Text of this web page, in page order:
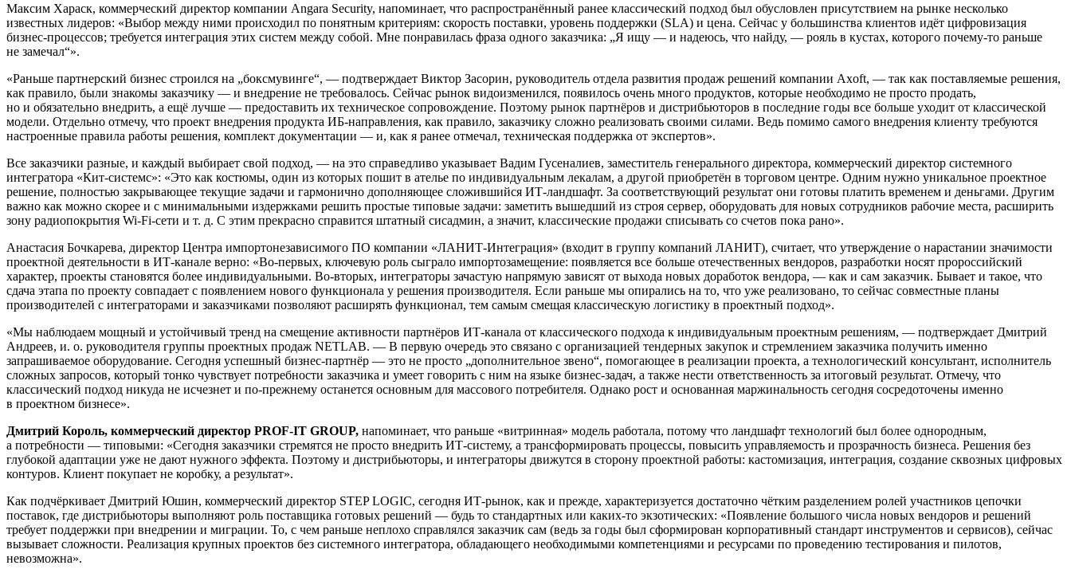
Максим Хараск, коммерческий директор компании Angara Security, напоминает, что распространённый ранее классический подход был обусловлен присутствием на рынке несколько
известных лидеров: «Выбор между ними происходил по понятным критериям: скорость поставки, уровень поддержки (SLA) и цена. Сейчас у большинства клиентов идёт цифровизация
бизнес-процессов; требуется интеграция этих систем между собой. Мне понравилась фраза одного заказчика: „Я ищу — и надеюсь, что найду, — рояль в кустах, которого почему-то раньше
не замечал“».
«Раньше партнерский бизнес строился на „боксмувинге“, — подтверждает Виктор Засорин, руководитель отдела развития продаж решений компании Axoft, — так как поставляемые решения,
как правило, были знакомы заказчику — и внедрение не требовалось. Сейчас рынок видоизменился, появилось очень много продуктов, которые необходимо не просто продать,
но и обязательно внедрить, а ещё лучше — предоставить их техническое сопровождение. Поэтому рынок партнёров и дистрибьюторов в последние годы все больше уходит от классической
модели. Отдельно отмечу, что проект внедрения продукта ИБ-направления, как правило, заказчику сложно реализовать своими силами. Ведь помимо самого внедрения клиенту требуются
настроенные правила работы решения, комплект документации — и, как я ранее отмечал, техническая поддержка от экспертов».
Все заказчики разные, и каждый выбирает свой подход, — на это справедливо указывает Вадим Гусеналиев, заместитель генерального директора, коммерческий директор системного
интегратора «Кит-системс»: «Это как костюмы, один из которых пошит в ателье по индивидуальным лекалам, а другой приобретён в торговом центре. Одним нужно уникальное проектное
решение, полностью закрывающее текущие задачи и гармонично дополняющее сложившийся ИТ-ландшафт. За соответствующий результат они готовы платить временем и деньгами. Другим
важно как можно скорее и с минимальными издержками решить простые типовые задачи: заметить вышедший из строя сервер, оборудовать для новых сотрудников рабочие места, расширить
зону радиопокрытия Wi-Fi-сети и т. д. С этим прекрасно справится штатный сисадмин, а значит, классические продажи списывать со счетов пока рано».
Анастасия Бочкарева, директор Центра импортонезависимого ПО компании «ЛАНИТ-Интеграция» (входит в группу компаний ЛАНИТ), считает, что утверждение о нарастании значимости
проектной деятельности в ИТ-канале верно: «Во-первых, ключевую роль сыграло импортозамещение: появляется все больше отечественных вендоров, разработки носят пророссийский
характер, проекты становятся более индивидуальными. Во-вторых, интеграторы зачастую напрямую зависят от выхода новых доработок вендора, — как и сам заказчик. Бывает и такое, что
сдача этапа по проекту совпадает с появлением нового функционала у решения производителя. Если раньше мы опирались на то, что уже реализовано, то сейчас совместные планы
производителей с интеграторами и заказчиками позволяют расширять функционал, тем самым смещая классическую логистику в проектный подход».
«Мы наблюдаем мощный и устойчивый тренд на смещение активности партнёров ИТ-канала от классического подхода к индивидуальным проектным решениям, — подтверждает Дмитрий
Андреев, и. о. руководителя группы проектных продаж NETLAB. — В первую очередь это связано с организацией тендерных закупок и стремлением заказчика получить именно
запрашиваемое оборудование. Сегодня успешный бизнес-партнёр — это не просто „дополнительное звено“, помогающее в реализации проекта, а технологический консультант, исполнитель
сложных запросов, который тонко чувствует потребности заказчика и умеет говорить с ним на языке бизнес-задач, а также нести ответственность за итоговый результат. Отмечу, что
классический подход никуда не исчезнет и по-прежнему останется основным для массового потребителя. Однако рост и основанная маржинальность сегодня сосредоточены именно
в проектном бизнесе».
Дмитрий Король, коммерческий директор PROF-IT GROUP, напоминает, что раньше «витринная» модель работала, потому что ландшафт технологий был более однородным,
а потребности — типовыми: «Сегодня заказчики стремятся не просто внедрить ИТ-систему, а трансформировать процессы, повысить управляемость и прозрачность бизнеса. Решения без
глубокой адаптации уже не дают нужного эффекта. Поэтому и дистрибьюторы, и интеграторы движутся в сторону проектной работы: кастомизация, интеграция, создание сквозных цифровых
контуров. Клиент покупает не коробку, а результат».
Как подчёркивает Дмитрий Юшин, коммерческий директор STEP LOGIC, сегодня ИТ-рынок, как и прежде, характеризуется достаточно чётким разделением ролей участников цепочки
поставок, где дистрибьюторы выполняют роль поставщика готовых решений — будь то стандартных или каких-то экзотических: «Появление большого числа новых вендоров и решений
требует поддержки при внедрении и миграции. То, с чем раньше неплохо справлялся заказчик сам (ведь за годы был сформирован корпоративный стандарт инструментов и сервисов), сейчас
вызывает сложности. Реализация крупных проектов без системного интегратора, обладающего необходимыми компетенциями и ресурсами по проведению тестирования и пилотов,
невозможна».